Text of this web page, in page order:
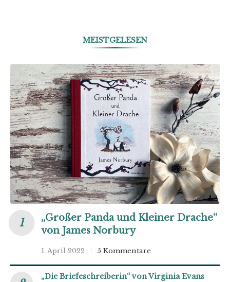
MEISTGELESEN
„Großer Panda und Kleiner Drache“
von James Norbury
1. April 2022 5 Kommentare
„Die Briefeschreiberin“ von Virginia Evans